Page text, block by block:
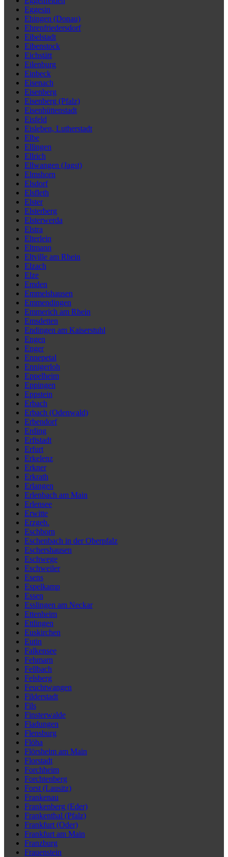
Eggesin
Ehingen (Donau)
Ehrenfriedersdorf
Eibelstadt
Eibenstock
Eichstätt
Eilenburg
Einbeck
Eisenach
Eisenberg
Eisenberg (Pfalz)
Eisenhüttenstadt
Eisfeld
Eisleben, Lutherstadt
Elbe
Ellingen
Ellrich
Ellwangen (Jagst)
Elmshorn
Elsdorf
Elsfleth
Elster
Elsterberg
Elsterwerda
Elstra
Elterlein
Eltmann
Eltville am Rhein
Elzach
Elze
Emden
Emmelshausen
Emmendingen
Emmerich am Rhein
Emsdetten
Endingen am Kaiserstuhl
Engen
Enger
Ennepetal
Ennigerloh
Eppelheim
Eppingen
Eppstein
Erbach
Erbach (Odenwald)
Erbendorf
Erding
Erftstadt
Erfurt
Erkelenz
Erkner
Erkrath
Erlangen
Erlenbach am Main
Erlensee
Erwitte
Erzgeb.
Eschborn
Eschenbach in der Oberpfalz
Eschershausen
Eschwege
Eschweiler
Esens
Espelkamp
Essen
Esslingen am Neckar
Ettenheim
Ettlingen
Euskirchen
Eutin
Falkensee
Fehmarn
Fellbach
Felsberg
Feuchtwangen
Filderstadt
Fils
Finsterwalde
Fladungen
Flensburg
Flöha
Flörsheim am Main
Florstadt
Forchheim
Forchtenberg
Forst (Lausitz)
Frankenau
Frankenberg (Eder)
Frankenthal (Pfalz)
Frankfurt (Oder)
Frankfurt am Main
Franzburg
Frauenstein